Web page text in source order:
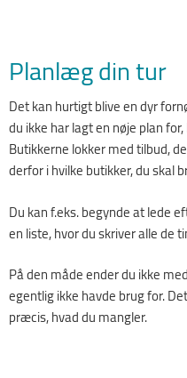
Planlæg din tur
Det kan hurtigt blive en dyr
du ikke har lagt en nøje plan
Butikkerne lokker med tilbud,
derfor i hvilke butikker, du skal
Du kan f.eks. begynde at lede
en liste, hvor du skriver alle de
På den måde ender du ikke
egentlig ikke havde brug for.
præcis, hvad du mangler.